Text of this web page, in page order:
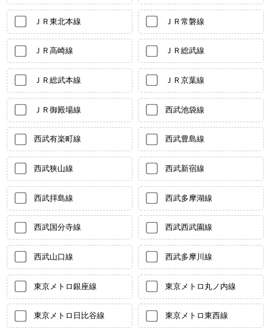
ＪＲ東北本線 ＪＲ常磐線
ＪＲ高崎線 ＪＲ総武線
ＪＲ総武本線 ＪＲ京葉線
ＪＲ御殿場線 西武池袋線
西武有楽町線 西武豊島線
西武狭山線 西武新宿線
西武拝島線 西武多摩湖線
西武国分寺線 西武西武園線
西武山口線 西武多摩川線
東京メトロ銀座線 東京メトロ丸ノ内線
東京メトロ日比谷線 東京メトロ東西線